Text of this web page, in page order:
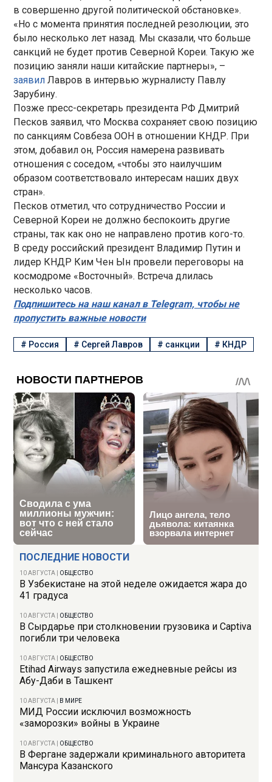
ПОСЛЕДНИЕ НОВОСТИ
10 АВГУСТА ОБЩЕСТВО
В Узбекистане на этой неделе ожидается жара до
41 градуса
10 АВГУСТА ОБЩЕСТВО
В Сырдарье при столкновении грузовика и Captiva
погибли три человека
10 АВГУСТА ОБЩЕСТВО
Etihad Airways запустила ежедневные рейсы из
Абу-Даби в Ташкент
10 АВГУСТА В МИРЕ
МИД России исключил возможность
«заморозки» войны в Украине
10 АВГУСТА ОБЩЕСТВО
В Фергане задержали криминального авторитета
Мансура Казанского
в совершенно другой политической обстановке».
«Но с момента принятия последней резолюции, это
было несколько лет назад. Мы сказали, что больше
санкций не будет против Северной Кореи. Такую же
позицию заняли наши китайские партнеры», –
заявилЛавров в интервью журналисту Павлу
Зарубину.
Позже пресс-секретарь президента РФ Дмитрий
Песков заявил, что Москва сохраняет свою позицию
по санкциям Совбеза ООН в отношении КНДР. При
этом, добавил он, Россия намерена развивать
отношения с соседом, «чтобы это наилучшим
образом соответствовало интересам наших двух
стран».
Песков отметил, что сотрудничество России и
Северной Кореи не должно беспокоить другие
страны, так как оно не направлено против кого-то.
В среду российский президент Владимир Путин и
лидер КНДР Ким Чен Ын провели переговоры на
космодроме «Восточный». Встреча длилась
несколько часов.
Подпишитесь на наш канал в Telegram, чтобы не
пропустить важные новости
# Россия # Сергей Лавров # санкции # КНДР